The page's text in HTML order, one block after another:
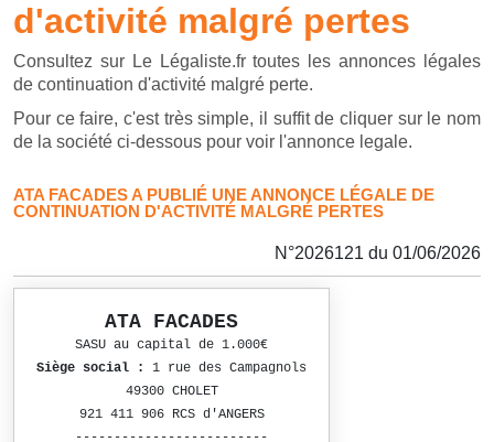
d'activité malgré pertes
Consultez sur Le Légaliste.fr toutes les annonces légales
de continuation d'activité malgré perte.
Pour ce faire, c'est très simple, il suffit de cliquer sur le nom
de la société ci-dessous pour voir l'annonce legale.
ATA FACADES A PUBLIÉ UNE ANNONCE LÉGALE DE
CONTINUATION D'ACTIVITÉ MALGRÉ PERTES
N°2026121 du 01/06/2026
ATA FACADES
SASU au capital de 1.000€
Siège social : 1 rue des Campagnols
49300 CHOLET
921 411 906 RCS d'ANGERS
-------------------------